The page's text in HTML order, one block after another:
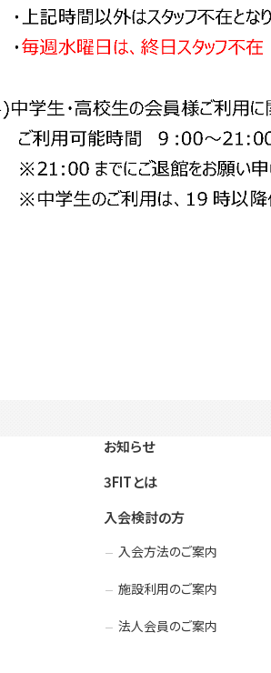
お知らせ
3FITとは
入会検討の方
入会方法のご案内
施設利用のご案内
法人会員のご案内